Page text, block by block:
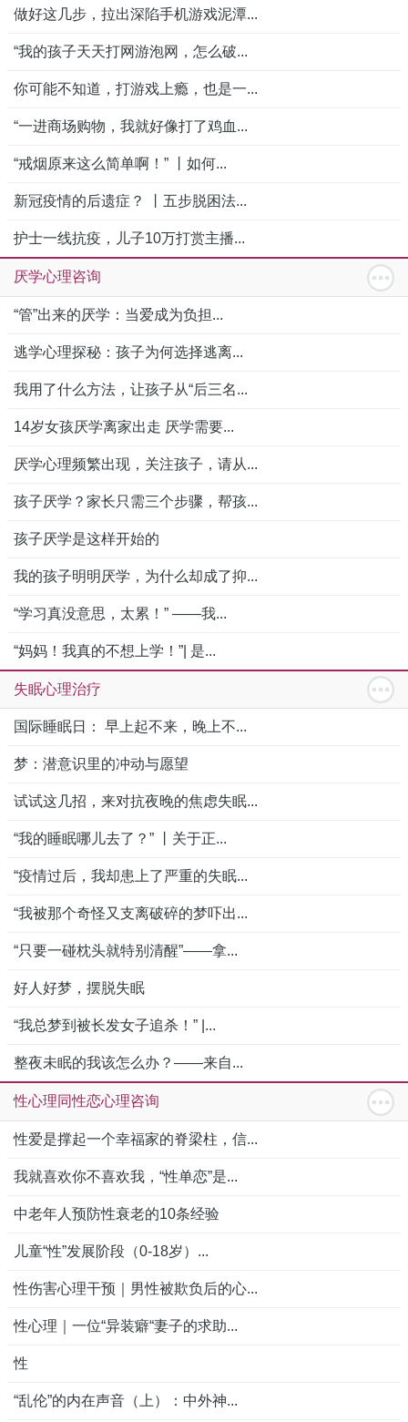
做好这几步，拉出深陷手机游戏泥潭...
“我的孩子天天打网游泡网，怎么破...
你可能不知道，打游戏上瘾，也是一...
“一进商场购物，我就好像打了鸡血...
“戒烟原来这么简单啊！” 丨如何...
新冠疫情的后遗症？ 丨五步脱困法...
护士一线抗疫，儿子10万打赏主播...
厌学心理咨询
“管”出来的厌学：当爱成为负担...
逃学心理探秘：孩子为何选择逃离...
我用了什么方法，让孩子从“后三名...
14岁女孩厌学离家出走 厌学需要...
厌学心理频繁出现，关注孩子，请从...
孩子厌学？家长只需三个步骤，帮孩...
孩子厌学是这样开始的
我的孩子明明厌学，为什么却成了抑...
“学习真没意思，太累！” ——我...
“妈妈！我真的不想上学！”| 是...
失眠心理治疗
国际睡眠日： 早上起不来，晚上不...
梦：潜意识里的冲动与愿望
试试这几招，来对抗夜晚的焦虑失眠...
“我的睡眠哪儿去了？” 丨关于正...
“疫情过后，我却患上了严重的失眠...
“我被那个奇怪又支离破碎的梦吓出...
“只要一碰枕头就特别清醒”——拿...
好人好梦，摆脱失眠
“我总梦到被长发女子追杀！” |...
整夜未眠的我该怎么办？——来自...
性心理同性恋心理咨询
性爱是撑起一个幸福家的脊梁柱，信...
我就喜欢你不喜欢我，“性单恋”是...
中老年人预防性衰老的10条经验
儿童“性”发展阶段（0-18岁）...
性伤害心理干预｜男性被欺负后的心...
性心理｜一位“异装癖“妻子的求助...
性
“乱伦”的内在声音（上）：中外神...